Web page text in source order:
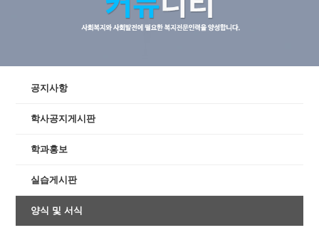
공지사항
학사공지게시판
학과홍보
실습게시판
양식 및 서식